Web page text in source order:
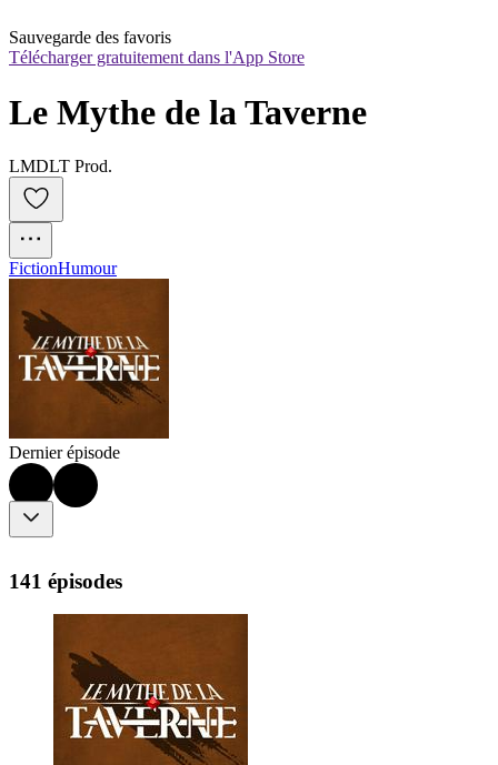
Sauvegarde des favoris
Télécharger gratuitement dans l'App Store
Le Mythe de la Taverne
LMDLT Prod.
FictionHumour
Dernier épisode
141 épisodes